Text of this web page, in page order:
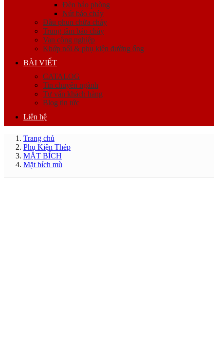
Đèn báo phòng
Nút báo cháy
Đầu phun chữa cháy
Trung tâm báo cháy
Van công nghiệp
Khớp nối & phụ kiện đường ống
BÀI VIẾT
CATALOG
Tin chuyên ngành
Tư vấn khách hàng
Blog tin tức
Liên hệ
Trang chủ
Phụ Kiện Thép
MẶT BÍCH
Mặt bích mù